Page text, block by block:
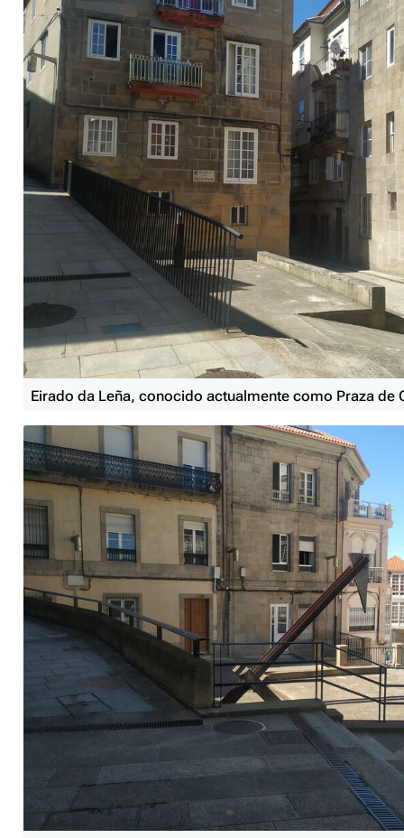
Eirado da Leña, conocido actualmente como Praza de